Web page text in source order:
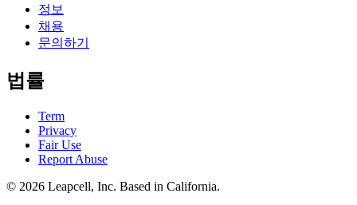
정보
채용
문의하기
법률
Term
Privacy
Fair Use
Report Abuse
© 2026 Leapcell, Inc. Based in California.